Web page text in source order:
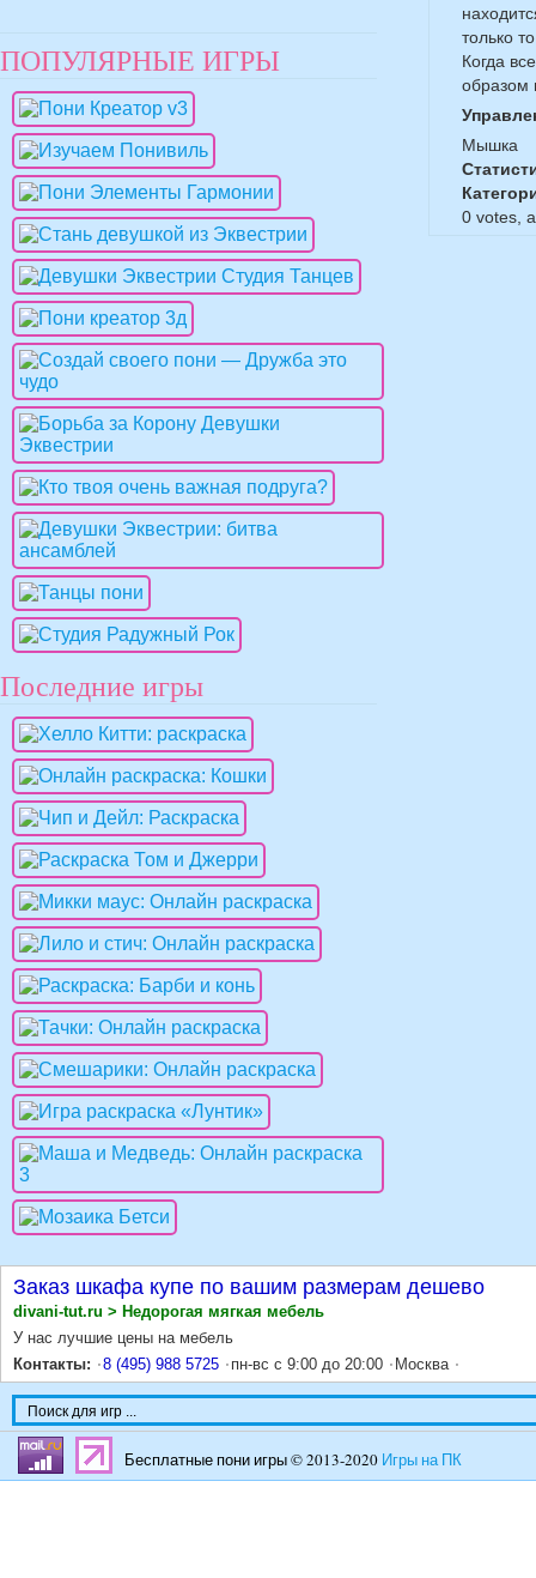
только
Когда
образом
Мышка
0 votes,
ПОПУЛЯРНЫЕ ИГРЫ
Последние игры
Заказ шкафа купе по вашим размерам дешево
divani-tut.ru > Недорогая мягкая мебель
У нас лучшие цены на мебель
Контакты:
8 (495) 988 5725 пн-вс с 9:00 до 20:00 Москва
Бесплатные пони игры © 2013-2020 Игры на ПК